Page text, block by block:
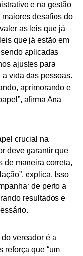
e na gestão
maiores desafios do
as leis que já
que já estão em
aplicadas
ajustes para
a vida das pessoas.
aprimorando e
afirma Ana
crucial na
deve garantir que
de maneira correta,
explica. Isso
de perto a
resultados e
vereador é a
reforça que “um